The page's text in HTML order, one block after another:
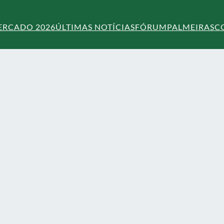
2026ÚLTIMAS NOTÍCIASFÓRUMPALMEIRAS